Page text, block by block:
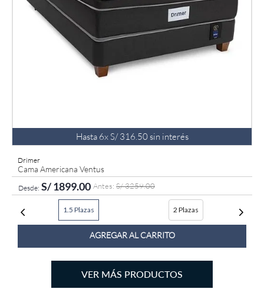
Hasta 6xS/ 316 50sin interés
Drimer
Cama Americana Ventus
S/1899.00 S/3259.00
1.5 Plazas 2 Plazas
AGREGAR AL CARRITO